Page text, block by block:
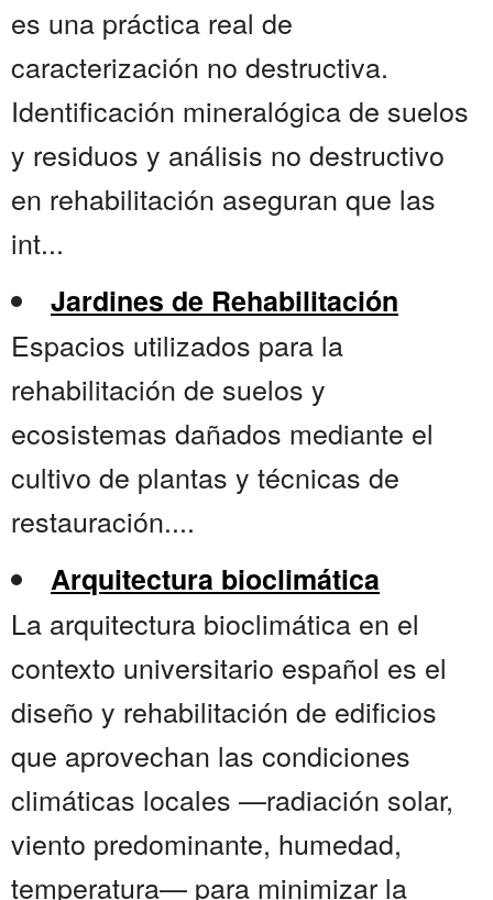
es una práctica real de
caracterización no destructiva.
Identificación mineralógica de suelos
y residuos y análisis no destructivo
en rehabilitación aseguran que las
int...
Jardines de Rehabilitación
Espacios utilizados para la
rehabilitación de suelos y
ecosistemas dañados mediante el
cultivo de plantas y técnicas de
restauración....
Arquitectura bioclimática
La arquitectura bioclimática en el
contexto universitario español es el
diseño y rehabilitación de edificios
que aprovechan las condiciones
climáticas locales —radiación solar,
viento predominante, humedad,
temperatura— para minimizar la